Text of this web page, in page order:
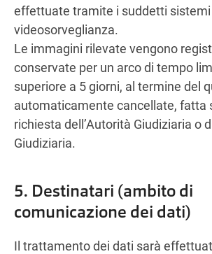
effettuate tramite i suddetti sistemi
videosorveglianza.
Le immagini rilevate vengono
conservate per un arco di tempo
superiore a 5 giorni, al termine del
automaticamente cancellate, fatta
richiesta dell’Autorità Giudiziaria o
Giudiziaria.
5. Destinatari (ambito di
comunicazione dei dati)
Il trattamento dei dati sarà